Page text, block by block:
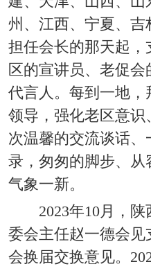
州、江西、宁夏、
担任会长的那天起
区的宣讲员、老促
代言人。每到一地
领导，强化老区意识
次温馨的交流谈话
录，匆匆的脚步、
气象一新。
2023年10月，陕
委会主任赵一德会见
会换届交换意见。